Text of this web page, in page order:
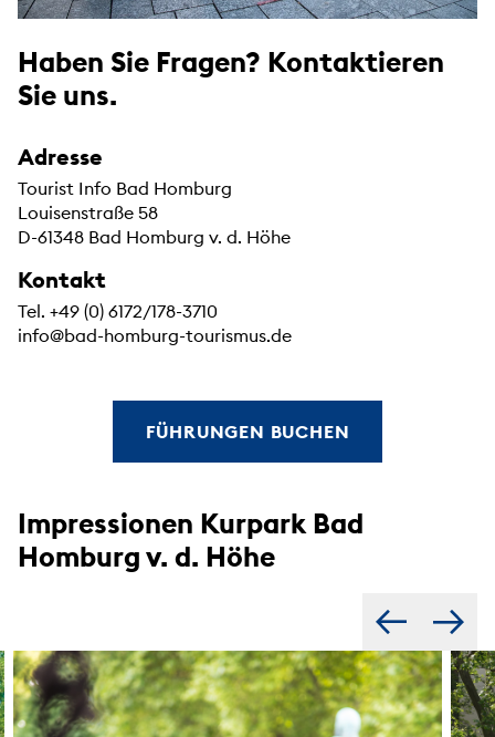
Haben Sie Fragen? Kontaktieren
Sie uns.
Adresse
Tourist Info Bad Homburg
Louisenstraße 58
D-61348 Bad Homburg v. d. Höhe
Kontakt
Tel. +49 (0) 6172/178-3710
info@bad-homburg-tourismus.de
FÜHRUNGEN BUCHEN
Impressionen Kurpark Bad
Homburg v. d. Höhe